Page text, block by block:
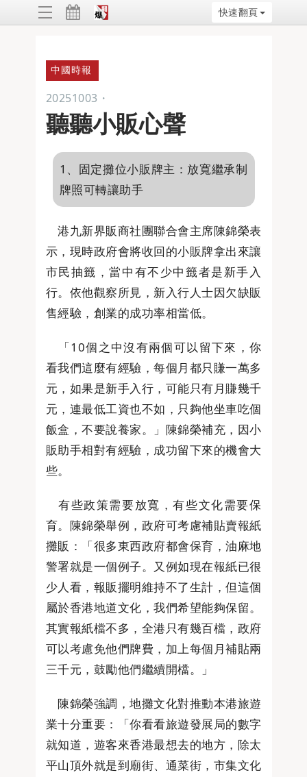
快速翻頁
中國時報
20251003 ・
聽聽小販心聲
1、固定攤位小販牌主：放寬繼承制
牌照可轉讓助手
港九新界販商社團聯合會主席陳錦榮表
示，現時政府會將收回的小販牌拿出來讓
市民抽籤，當中有不少中籤者是新手入
行。依他觀察所見，新入行人士因欠缺販
售經驗，創業的成功率相當低。
「10個之中沒有兩個可以留下來，你
看我們這麼有經驗，每個月都只賺一萬多
元，如果是新手入行，可能只有月賺幾千
元，連最低工資也不如，只夠他坐車吃個
飯盒，不要說養家。」陳錦榮補充，因小
販助手相對有經驗，成功留下來的機會大
些。
有些政策需要放寬，有些文化需要保
育。陳錦榮舉例，政府可考慮補貼賣報紙
攤販：「很多東西政府都會保育，油麻地
警署就是一個例子。又例如現在報紙已很
少人看，報販擺明維持不了生計，但這個
屬於香港地道文化，我們希望能夠保留。
其實報紙檔不多，全港只有幾百檔，政府
可以考慮免他們牌費，加上每個月補貼兩
三千元，鼓勵他們繼續開檔。」
陳錦榮強調，地攤文化對推動本港旅遊
業十分重要：「你看看旅遊發展局的數字
就知道，遊客來香港最想去的地方，除太
平山頂外就是到廟街、通菜街，市集文化